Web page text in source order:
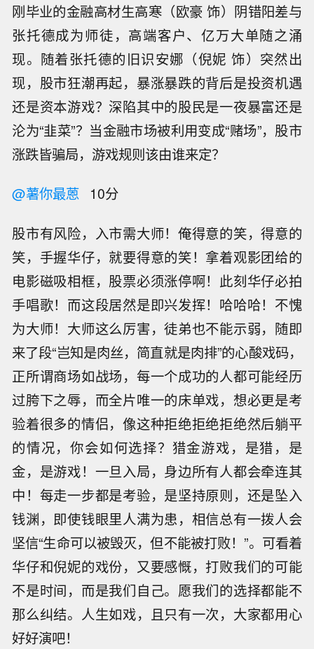
刚毕业的金融高材生高寒（欧豪 饰）阴错阳差与
张托德成为师徒，高端客户、亿万大单随之涌
现。随着张托德的旧识安娜（倪妮 饰）突然出
现，股市狂潮再起，暴涨暴跌的背后是投资机遇
还是资本游戏？深陷其中的股民是一夜暴富还是
沦为“韭菜”？当金融市场被利用变成“赌场”，股市
涨跌皆骗局，游戏规则该由谁来定？
@薯你最蒽 10分
股市有风险，入市需大师！俺得意的笑，得意的
笑，手握华仔，就要得意的笑！拿着观影团给的
电影磁吸相框，股票必须涨停啊！此刻华仔必拍
手唱歌！而这段居然是即兴发挥！哈哈哈！不愧
为大师！大师这么厉害，徒弟也不能示弱，随即
来了段“岂知是肉丝，简直就是肉排”的心酸戏码，
正所谓商场如战场，每一个成功的人都可能经历
过胯下之辱，而全片唯一的床单戏，想必更是考
验着很多的情侣，像这种拒绝拒绝拒绝然后躺平
的情况，你会如何选择？猎金游戏，是猎，是
金，是游戏！一旦入局，身边所有人都会牵连其
中！每走一步都是考验，是坚持原则，还是坠入
钱渊，即使钱眼里人满为患，相信总有一拨人会
坚信“生命可以被毁灭，但不能被打败！”。可看着
华仔和倪妮的戏份，又要感慨，打败我们的可能
不是时间，而是我们自己。愿我们的选择都能不
那么纠结。人生如戏，且只有一次，大家都用心
好好演吧！